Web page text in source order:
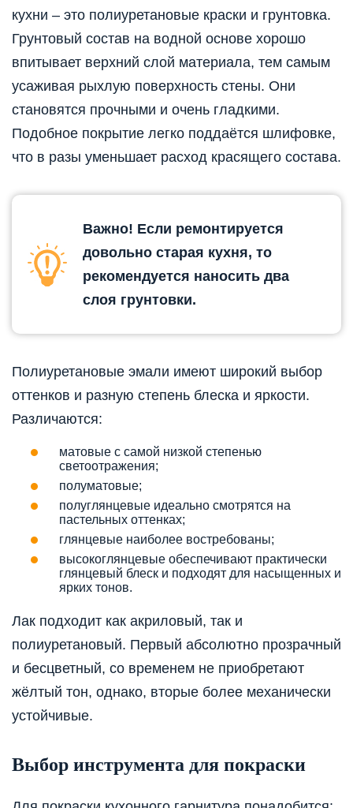
кухни – это полиуретановые краски и грунтовка.
Грунтовый состав на водной основе хорошо
впитывает верхний слой материала, тем самым
усаживая рыхлую поверхность стены. Они
становятся прочными и очень гладкими.
Подобное покрытие легко поддаётся шлифовке,
что в разы уменьшает расход красящего состава.
Важно! Если ремонтируется
довольно старая кухня, то
рекомендуется наносить два
слоя грунтовки.
Полиуретановые эмали имеют широкий выбор
оттенков и разную степень блеска и яркости.
Различаются:
матовые с самой низкой степенью
светоотражения;
полуматовые;
полуглянцевые идеально смотрятся на
пастельных оттенках;
глянцевые наиболее востребованы;
высокоглянцевые обеспечивают практически
глянцевый блеск и подходят для насыщенных и
ярких тонов.
Лак подходит как акриловый, так и
полиуретановый. Первый абсолютно прозрачный
и бесцветный, со временем не приобретают
жёлтый тон, однако, вторые более механически
устойчивые.
Выбор инструмента для покраски